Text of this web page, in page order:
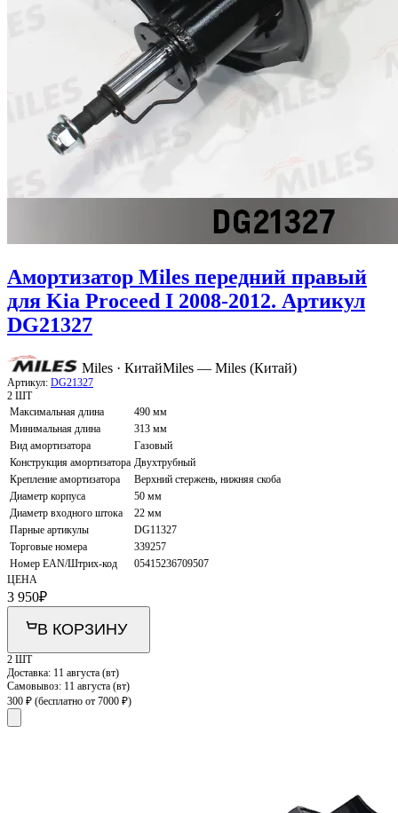
Амортизатор Miles передний правый
для Kia Proceed I 2008-2012. Артикул
DG21327
Miles · КитайMiles — Miles (Китай)
Артикул: DG21327
2 ШТ
Максимальная длина
490 мм
Минимальная длина
313 мм
Вид амортизатора
Газовый
Конструкция амортизатора Двухтрубный
Крепление амортизатора
Верхний стержень, нижняя скоба
Диаметр корпуса
50 мм
Диаметр входного штока
22 мм
Парные артикулы
DG11327
Торговые номера
339257
Номер EAN/Штрих-код
05415236709507
ЦЕНА
3 950₽
В КОРЗИНУ
2 ШТ
Доставка: 11 августа (вт)
Самовывоз: 11 августа (вт)
300 ₽ (бесплатно от 7000 ₽)